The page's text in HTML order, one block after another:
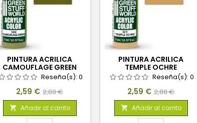
PINTURA ACRILICA
CAMOUFLAGE GREEN
Reseña(s): 0
Precio
2,59 € Precio
base
2,88 €
 Añadir al carrito
PINTURA ACRILICA
TEMPLE OCHRE
Reseña(s): 0
Precio
2,59 € Precio
base
2,88 €
 Añadir al carrito